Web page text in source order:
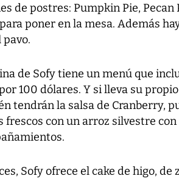
de postres: Pumpkin Pie, Pecan
poner en la mesa. Además
pavo.
de Sofy tiene un menú que
100 dólares. Y si lleva su
tendrán la salsa de Cranberry,
frescos con un arroz silvestre
Sofy ofrece el cake de higo,